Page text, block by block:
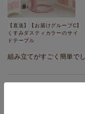
【直送】【お届けグループC】
くすみダスティカラーのサイ
ドテーブル
組み立てがすごく簡単